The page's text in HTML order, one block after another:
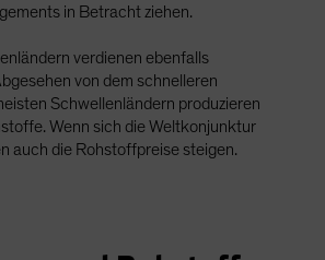
in Betracht ziehen.
verdienen ebenfalls
von dem schnelleren
Schwellenländern produzieren
Wenn sich die Weltkonjunktur
auch die Rohstoffpreise steigen.